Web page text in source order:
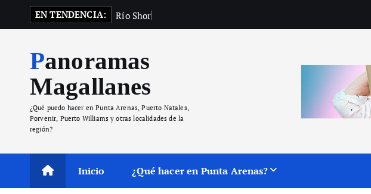
t
EN TENDENCIA: Río Shor
Panoramas
Magallanes
¿Qué puedo hacer en Punta Arenas, Puerto Natales,
Porvenir, Puerto Williams y otras localidades de la
región?
Inicio ¿Qué hacer en Punta Arenas?